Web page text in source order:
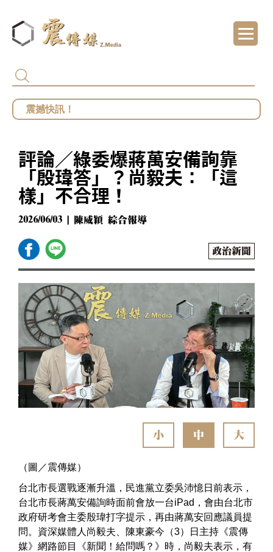
鄭麗文勝選國民黨主席 王鴻薇曝首要任務：
評論／綠委爆蔣萬安備詢靠
「殷瑋答」？尚毅夫：「這
樣」不合理！
2026/06/03 | 陳威穎 綜合報導
政治新聞
小 中 大
（圖／震傳媒）
台北市長選戰逐漸升溫，民進黨立委吳沛憶日前表示，
台北市長蔣萬安備詢時面前會放一台iPad，會由台北市
政府研考會主委殷瑋打字提示，再由蔣萬安回應議員提
問。資深媒體人尚毅夫、陳東豪今（3）日主持《震傳
媒》網路節目《新聞！給問嗎？》時，尚毅夫表示，有